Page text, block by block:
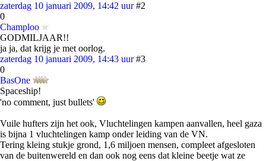
zaterdag 10 januari 2009, 14:42 uur #2
0
Champloo
GODMILJAAR!!
ja ja, dat krijg je met oorlog.
zaterdag 10 januari 2009, 14:43 uur #3
0
BasOne
Spaceship!
'no comment, just bullets'
Vuile hufters zijn het ook, Vluchtelingen kampen aanvallen, heel gaza
is bijna 1 vluchtelingen kamp onder leiding van de VN.
Tering kleing stukje grond, 1,6 miljoen mensen, compleet afgesloten
van de buitenwereld en dan ook nog eens dat kleine beetje wat ze